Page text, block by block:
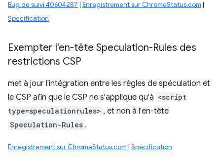
Bug de suivi 40604287 | Enregistrement sur ChromeStatus.com |
Spécification
Exempter l'en-tête Speculation-Rules des
restrictions CSP
met à jour l'intégration entre les règles de spéculation et
le CSP afin que le CSP ne s'applique qu'à <script
type=speculationrules> , et non à l'en-tête
Speculation-Rules .
Enregistrement sur ChromeStatus.com | Spécification